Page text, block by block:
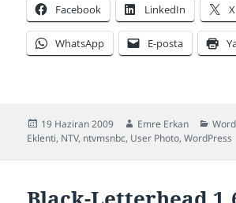
Facebook LinkedIn X
WhatsApp E-posta
Yayın
tarihi
19 Haziran 2009 Yazar
Emre Erkan
Eklenti, NTV, ntvmsnbc, User Photo,WordPress